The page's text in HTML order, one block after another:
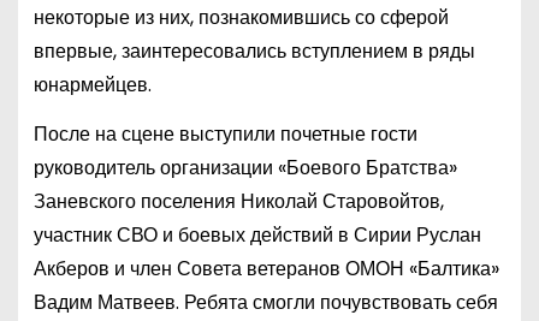
некоторые из них, познакомившись со сферой
впервые, заинтересовались вступлением в ряды
юнармейцев.
После на сцене выступили почетные гости
руководитель организации «Боевого Братства»
Заневского поселения Николай Старовойтов,
участник СВО и боевых действий в Сирии Руслан
Акберов и член Совета ветеранов ОМОН «Балтика»
Вадим Матвеев. Ребята смогли почувствовать себя